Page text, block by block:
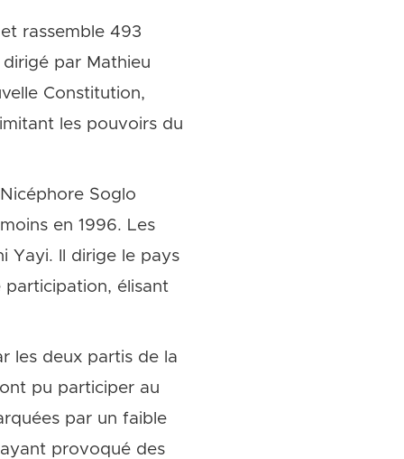
rassemble 493
par Mathieu
Constitution,
les pouvoirs du
Soglo
en 1996. Les
Yayi. Il dirige le pays
participation, élisant
les deux partis de la
pu participer au
par un faible
provoqué des